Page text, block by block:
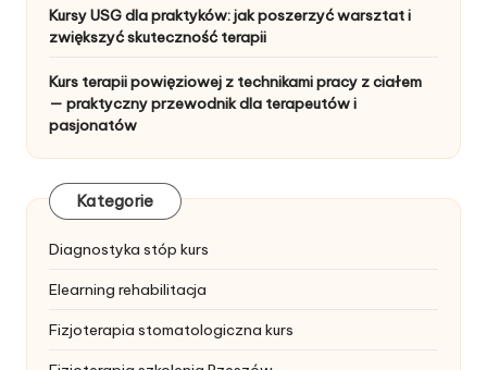
Kursy USG dla praktyków: jak poszerzyć warsztat i
zwiększyć skuteczność terapii
Kurs terapii powięziowej z technikami pracy z ciałem
— praktyczny przewodnik dla terapeutów i
pasjonatów
Kategorie
Diagnostyka stóp kurs
Elearning rehabilitacja
Fizjoterapia stomatologiczna kurs